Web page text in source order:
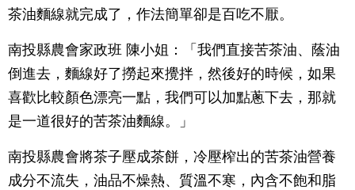
茶油麵線就完成了，作法簡單卻是百吃不厭。
南投縣農會家政班 陳小姐：「我們直接苦茶油、蔭油
倒進去，麵線好了撈起來攪拌，然後好的時候，如果
喜歡比較顏色漂亮一點，我們可以加點蔥下去，那就
是一道很好的苦茶油麵線。」
南投縣農會將茶子壓成茶餅，冷壓榨出的苦茶油營養
成分不流失，油品不燥熱、質溫不寒，內含不飽和脂